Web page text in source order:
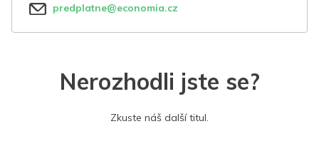
predplatne@economia.cz
Nerozhodli jste se?
Zkuste náš další titul.